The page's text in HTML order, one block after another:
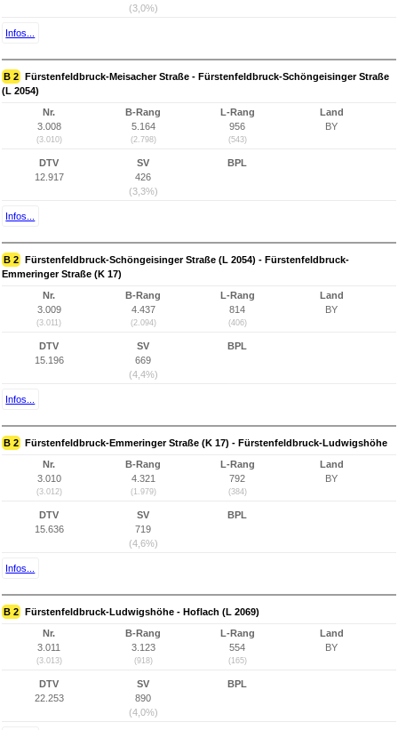
(3,0%)
Infos...
B 2 Fürstenfeldbruck-Meisacher Straße - Fürstenfeldbruck-Schöngeisinger Straße
(L 2054)
Nr.
3.008
(3.010)
B-Rang
5.164
(2.798)
L-Rang
956
(543)
Land
BY
DTV
12.917
SV
426
(3,3%)
BPL
Infos...
B 2 Fürstenfeldbruck-Schöngeisinger Straße (L 2054) - Fürstenfeldbruck-
Emmeringer Straße (K 17)
Nr.
3.009
(3.011)
B-Rang
4.437
(2.094)
L-Rang
814
(406)
Land
BY
DTV
15.196
SV
669
(4,4%)
BPL
Infos...
B 2 Fürstenfeldbruck-Emmeringer Straße (K 17) - Fürstenfeldbruck-Ludwigshöhe
Nr.
3.010
(3.012)
B-Rang
4.321
(1.979)
L-Rang
792
(384)
Land
BY
DTV
15.636
SV
719
(4,6%)
BPL
Infos...
B 2 Fürstenfeldbruck-Ludwigshöhe - Hoflach (L 2069)
Nr.
3.011
(3.013)
B-Rang
3.123
(918)
L-Rang
554
(165)
Land
BY
DTV
22.253
SV
890
(4,0%)
BPL